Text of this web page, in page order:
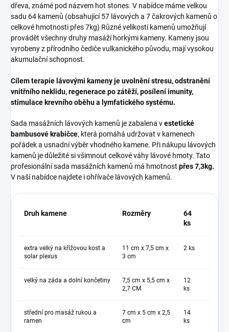
dřeva, známé pod názvem hot stones. V nabídce máme velkou
sadu 64 kamenů (obsahující 57 lávových a 7 čakrových kamenů o
celkové hmotnosti přes 7kg) Různé velikosti kamenů umožňují
provádět všechny druhy masáží horkými kameny. Kameny jsou
vyrobeny z přírodního čediče vulkanického původu, mají vysokou
akumulační schopnost.
Cílem terapie lávovými kameny je uvolnění stresu, odstranění
vnitřního neklidu, regenerace po zátěží, posílení imunity,
stimulace krevního oběhu a lymfatického systému.
Sada masážních lávových kamenů je zabalena vestetické
bambusové krabičce, která pomáhá udržovat v kamenech
pořádek a usnadní výběr vhodného kamene. Při nákupu lávových
kamenů je důležité si všimnout celkové váhy lávové hmoty. Tato
profesionální sada masážních kamenů má hmotnost přes 7,3kg.
V naší nabídce najdete i ohřívače lávových kamenů.
Druh kamene Rozměry
64
ks
extra velký na křížovou kost a
solar plexus
11 cm x 7,5 cm x
3 cm
2 ks
velký na záda a dolní končetiny
7,5 cm x 5,5 cm x
2,7 CM
12
ks
střední pro masáž rukou a
ramen
7 cm x 5 cm x 2,5
cm
14
ks